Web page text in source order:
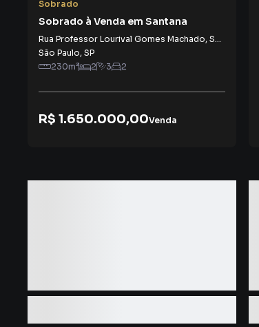
Sobrado
Sobrado à Venda em Santana
Rua Professor Lourival Gomes Machado, Santana
São Paulo, SP
230m² 2 3 2
R$ 1.650.000,00Venda